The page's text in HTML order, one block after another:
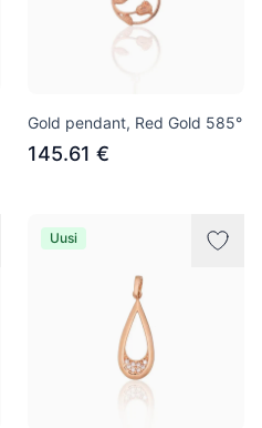
Gold pendant, Red Gold 585°
145.61 €
Uusi